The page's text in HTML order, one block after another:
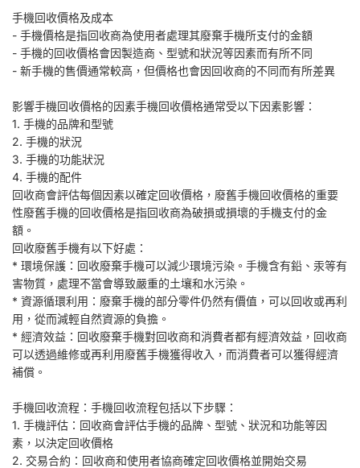
手機回收價格及成本
- 手機價格是指回收商為使用者處理其廢棄手機所支付的金額
- 手機的回收價格會因製造商、型號和狀況等因素而有所不同
- 新手機的售價通常較高，但價格也會因回收商的不同而有所差異
影響手機回收價格的因素手機回收價格通常受以下因素影響：
1. 手機的品牌和型號
2. 手機的狀況
3. 手機的功能狀況
4. 手機的配件
回收商會評估每個因素以確定回收價格，廢舊手機回收價格的重要
性廢舊手機的回收價格是指回收商為破損或損壞的手機支付的金
額。
回收廢舊手機有以下好處：
* 環境保護：回收廢棄手機可以減少環境污染。手機含有鉛、汞等有
害物質，處理不當會導致嚴重的土壤和水污染。
* 資源循環利用：廢棄手機的部分零件仍然有價值，可以回收或再利
用，從而減輕自然資源的負擔。
* 經濟效益：回收廢棄手機對回收商和消費者都有經濟效益，回收商
可以透過維修或再利用廢舊手機獲得收入，而消費者可以獲得經濟
補償。
手機回收流程：手機回收流程包括以下步驟：
1. 手機評估：回收商會評估手機的品牌、型號、狀況和功能等因
素，以決定回收價格
2. 交易合約：回收商和使用者協商確定回收價格並開始交易